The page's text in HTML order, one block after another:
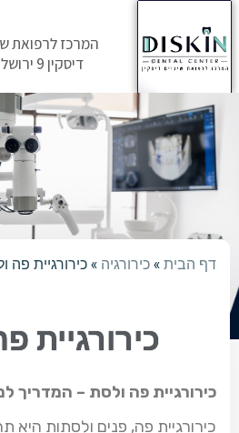
המרכז לרפואת
דיסקין 9 ירושלים
דף הבית»כירורגיה »כירורגיית פה
כירורגיית
כירורגיית פה ולסת – המדריך
כירורגיית פה, פנים ולסתות היא